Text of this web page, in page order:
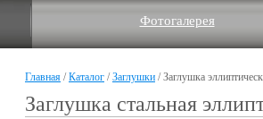
Фотогалерея
Главная /Каталог /Заглушки / Заглушка
Заглушка стальная